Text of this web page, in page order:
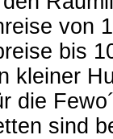
von
bis
kleiner
die
sind